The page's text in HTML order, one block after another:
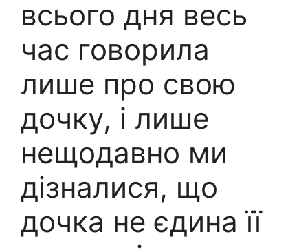
всього дня весь
час говорила
лише про свою
дочку, і лише
нещодавно ми
дізналися, що
дочка не єдина її